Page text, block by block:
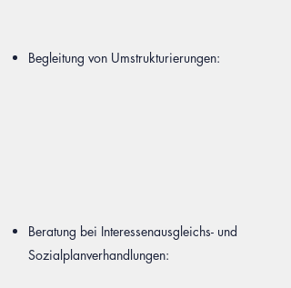
Begleitung von Umstrukturierungen:
Beratung bei Interessenausgleichs- und
Sozialplanverhandlungen: